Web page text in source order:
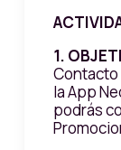
1.
Contacto
la App
podrás